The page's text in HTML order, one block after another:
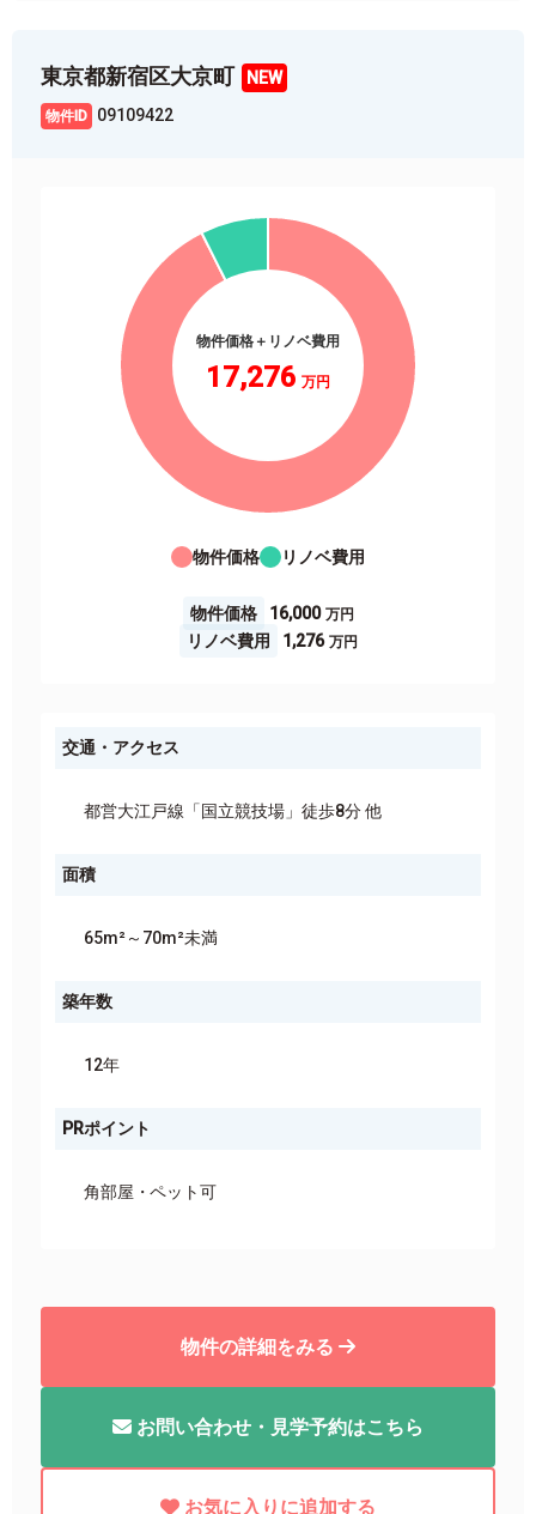
東京都新宿区大京町
09109422
物件価格＋リノベ費用
17,276
物件価格 リノベ費用
物件価格
16,000
リノベ費用
1,276
交通・アクセス
都営大江戸線「国立競技場」徒歩8分 他
面積
65m²～70m²未満
築年数
12年
PRポイント
角部屋 ペット可
物件の詳細をみる
お問い合わせ・見学予約はこちら
お気に入りに追加する